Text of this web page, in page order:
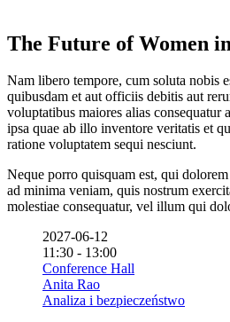
The Future of Women
Nam libero tempore, cum soluta nobis
quibusdam et aut officiis debitis aut
voluptatibus maiores alias consequatur
ipsa quae ab illo inventore veritatis et
ratione voluptatem sequi nesciunt.
Neque porro quisquam est, qui
ad minima veniam, quis nostrum
molestiae consequatur, vel illum qui
2027-06-12
11:30 - 13:00
Conference Hall
Anita Rao
Analiza i bezpieczeństwo